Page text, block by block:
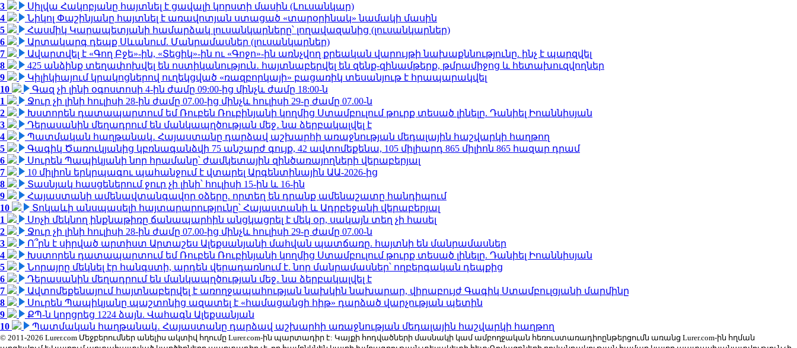
3
Սիլվա Հակոբյանը հայտնել է ցավալի կորստի մասին (Լուսանկար)
4
Նիկոլ Փաշինյանը հայտնել է առավոտյան ստացած «տարօրինակ» նամակի մասին
5
Հասմիկ Կարապետյանի համարձակ լուսանկարները՝ լողավազանից (լուսանկարներ)
6
Արտակարգ դեպք Սևանում. Մանրամասներ (լուսանկարներ)
7
Ավարտվել է «Գող Բջե»-ին, «Տեցիկ»-ին ու «Գոջո»-ին առնչվող քրեական վարույթի նախաքննությունը. ինչ է պարզվել
8
425 անձինք տեղափոխվել են ոստիկանություն․ հայտնաբերվել են զենք-զինամթերք, թմրամիջոց և հետախուզվողներ
9
Կիլիկիայում կրակոցներով ուղեկցված «ռազբորկայի» բացառիկ տեսանյութ է հրապարակվել
10
Գազ չի լինի օգոստոսի 4-ին ժամը 09:00-ից մինչև ժամը 18:00-ն
1
Ջուր չի լինի հուլիսի 28-ին ժամը 07.00-ից մինչև հուլիսի 29-ը ժամը 07.00-ն
2
Խստորեն դատապարտում եմ Ռուբեն Ռուբինյանի կողմից Ստամբուլում թուրք տեսած լինելը. Դանիել Իոաննիսյան
3
Դերասանին մեղադրում են մանկապղծության մեջ․ նա ձերբակալվել է
4
Պատմական հաղթանակ․ Հայաստանը դարձավ աշխարհի առաջնության մեդալային հաշվարկի հաղթող
5
Գագիկ Ծառուկյանից կբռնագանձվի 75 անշարժ գույք, 42 ավտոմեքենա, 105 միլիարդ 865 միլիոն 865 հազար դրամ
6
Սուրեն Պապիկյանի նոր հրամանը՝ ժամկետային զինծառայողների վերաբերյալ
7
10 միլիոն երկրպագու պահանջում է վտարել Արգենտինային ԱԱ-2026-ից
8
Տասնյակ հասցեներում ջուր չի լինի՝ հուլիսի 15-ին և 16-ին
9
Հայաստանի ամենավտանգավոր օձերը. որտեղ են դրանք ամենաշատը հանդիպում
10
Տոկաևի անսպասելի հայտարարությունը՝ Հայաստանի և Ադրբեջանի վերաբերյալ
1
Սոչի մեկնող ինքնաթիռը ճանապարհին անցկացրել է մեկ օր, սակայն տեղ չի հասել
2
Ջուր չի լինի հուլիսի 28-ին ժամը 07.00-ից մինչև հուլիսի 29-ը ժամը 07.00-ն
3
Ո՞րն է սիրված արտիստ Արտաշես Ալեքսանյանի մահվան պատճառը. հայտնի են մանրամասներ
4
Խստորեն դատապարտում եմ Ռուբեն Ռուբինյանի կողմից Ստամբուլում թուրք տեսած լինելը. Դանիել Իոաննիսյան
5
Նորայրը մեկնել էր հանգստի, արդեն վերադառնում է. նոր մանրամասներ՝ ողբերգական դեպքից
6
Դերասանին մեղադրում են մանկապղծության մեջ․ նա ձերբակալվել է
7
Ավտոմեքենայում հայտնաբերվել է առողջապահության նախկին նախարար, վիրաբույժ Գագիկ Ստամբուլցյանի մարմինը
8
Սուրեն Պապիկյանը պաշտոնից ազատել է «համացանցի հիթ» դարձած վարչության պետին
9
ՔՊ-ն կորցրեց 1224 ձայն. Վահագն Ալեքսանյան
10
Պատմական հաղթանակ․ Հայաստանը դարձավ աշխարհի առաջնության մեդալային հաշվարկի հաղթող
© 2011-2026 Lurer.com Մեջբերումներ անելիս ակտիվ հղումը Lurer.com-ին պարտադիր է: Կայքի հոդվածների մասնակի կամ ամբողջական հեռուստառադիոընթերցումն առանց Lurer.com-ին հղման